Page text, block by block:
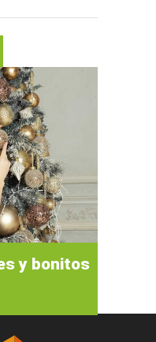
y bonitos